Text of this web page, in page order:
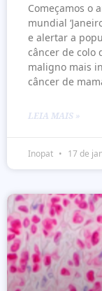
Começamos o
mundial
e alertar a
câncer de colo
maligno mais
câncer de
LEIA MAIS »
Inopat 17 de